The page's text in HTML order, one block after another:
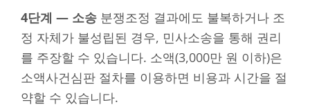
4단계 — 소송 분쟁조정 결과에도 불복하거나 조
정 자체가 불성립된 경우, 민사소송을 통해 권리
를 주장할 수 있습니다. 소액(3,000만 원 이하)은
소액사건심판 절차를 이용하면 비용과 시간을 절
약할 수 있습니다.